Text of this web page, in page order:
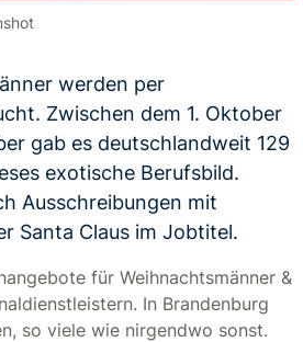
werden per
Zwischen dem 1. Oktober
gab es deutschlandweit 129
exotische Berufsbild.
Ausschreibungen mit
Santa Claus im Jobtitel.
für Weihnachtsmänner &
In Brandenburg
so viele wie nirgendwo sonst.